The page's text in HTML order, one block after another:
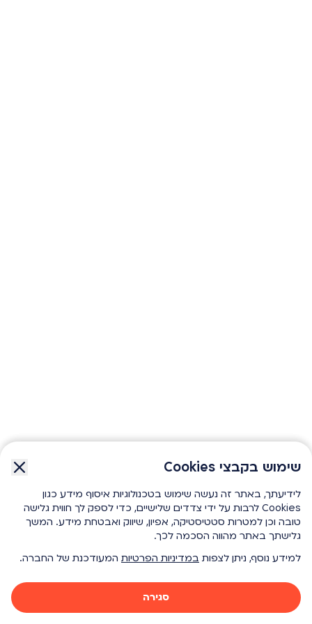
שימוש בקבצי Cookies
לידיעתך, באתר זה נעשה שימוש בטכנולוגיות איסוף מידע כגון
Cookies לרבות על ידי צדדים שלישיים, כדי לספק לך חווית גלישה
טובה וכן למטרות סטטיסטיקה, אפיון, שיווק ואבטחת מידע. המשך
גלישתך באתר מהווה הסכמה לכך.
למידע נוסף, ניתן לצפות במדיניות הפרטיות המעודכנת של החברה.
סגירה
שימוש בקבצי Cookies
לידיעתך, באתר זה נעשה שימוש בטכנולוגיות איסוף מידע כגון
Cookies לרבות על ידי צדדים שלישיים, כדי לספק לך חווית גלישה
טובה וכן למטרות סטטיסטיקה, אפיון, שיווק ואבטחת מידע. המשך
גלישתך באתר מהווה הסכמה לכך.
למידע נוסף, ניתן לצפות במדיניות הפרטיות המעודכנת של החברה.
סגירה